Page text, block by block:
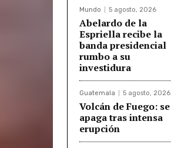
Mundo 5 agosto, 2026
Abelardo de la
Espriella recibe la
banda presidencial
rumbo a su
investidura
Guatemala 5 agosto, 2026
Volcán de Fuego: se
apaga tras intensa
erupción